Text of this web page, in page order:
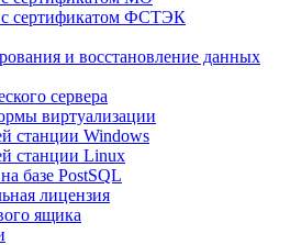
с сертификатом ФСТЭК
и восстановление данных
сервера
виртуализации
станции Windows
станции Linux
базе PostSQL
лицензия
ящика